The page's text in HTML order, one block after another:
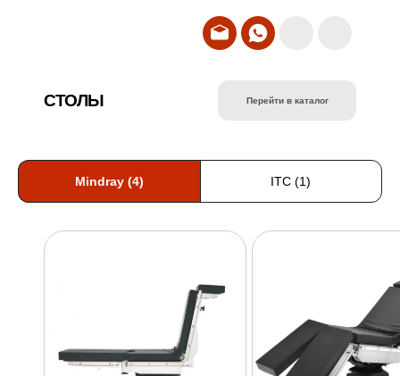
СТОЛЫ Перейти в каталог
Mindray (4) ITC (1)